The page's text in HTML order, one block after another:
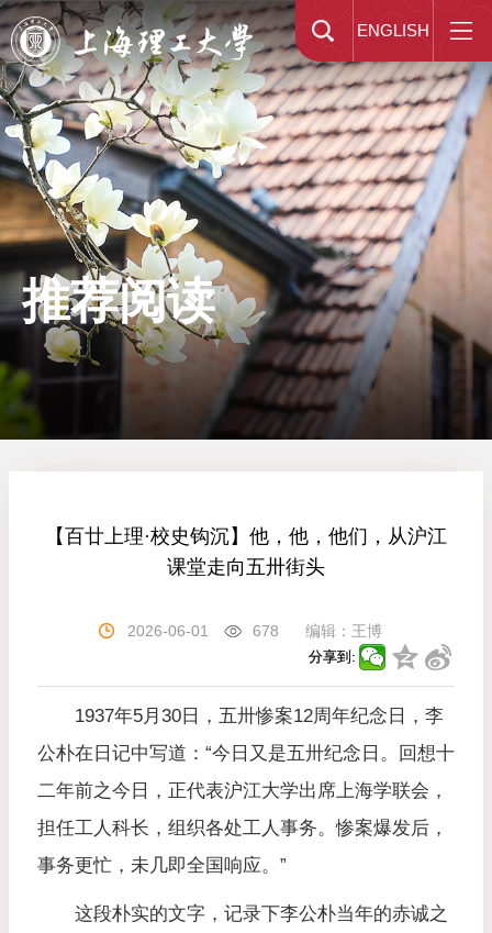
ENGLISH
推荐阅读
【百廿上理·校史钩沉】他，他，他们，从沪江
课堂走向五卅街头
2026-06-01 678 编辑： 王博
分享到:
1937年5月30日，五卅惨案12周年纪念日，李
公朴在日记中写道：“今日又是五卅纪念日。回想十
二年前之今日，正代表沪江大学出席上海学联会，
担任工人科长，组织各处工人事务。惨案爆发后，
事务更忙，未几即全国响应。”
这段朴实的文字，记录下李公朴当年的赤诚之